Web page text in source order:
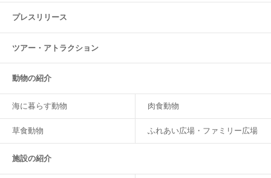
プレスリリース
ツアー・ アトラクション
動物の紹介
海に暮らす動物 肉食動物
草食動物 ふれあい広場・ファミリー広場
施設の紹介